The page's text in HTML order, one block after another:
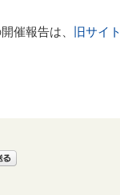
催報告は、 旧サイト